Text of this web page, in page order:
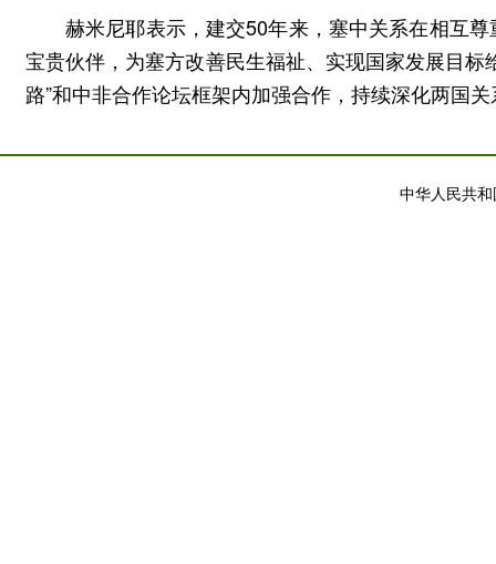
赫米尼耶表示，建交50年来，塞中关系在相互
宝贵伙伴，为塞方改善民生福祉、实现国家发展目
路”和中非合作论坛框架内加强合作，持续深化两国
中华人民共